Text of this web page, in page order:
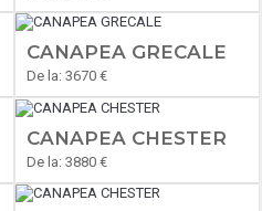
CANAPEA GRECALE
De la: 3670 €
CANAPEA CHESTER
De la: 3880 €